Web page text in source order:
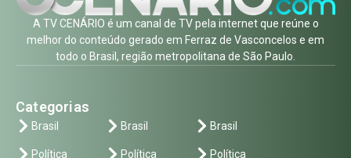
Brasil
Política
Saúde
Esporte
Brasil
Política
Saúde
Esporte
Brasil
Política
Saúde
Esporte